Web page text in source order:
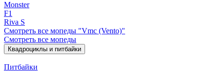
Monster
F1
Riva S
Смотреть все мопеды "Vmc (Vento)"
Смотреть все мопеды
Квадроциклы и питбайки
Питбайки